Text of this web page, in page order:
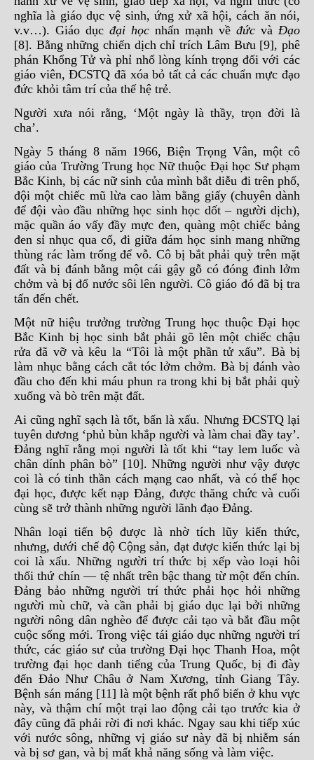
nghĩa là giáo dục vệ sinh, ứng xử xã hội, cách ăn nói,
v.v…). Giáo dục đại học nhấn mạnh về đức và Đạo
[8]. Bằng những chiến dịch chỉ trích Lâm Bưu [9], phê
phán Khổng Tử và phỉ nhổ lòng kính trọng đối với các
giáo viên, ĐCSTQ đã xóa bỏ tất cả các chuẩn mực đạo
đức khỏi tâm trí của thế hệ trẻ.
Người xưa nói rằng, ‘Một ngày là thầy, trọn đời là
cha’.
Ngày 5 tháng 8 năm 1966, Biện Trọng Vân, một cô
giáo của Trường Trung học Nữ thuộc Đại học Sư phạm
Bắc Kinh, bị các nữ sinh của mình bắt diễu đi trên phố,
đội một chiếc mũ lừa cao làm bằng giấy (chuyên dành
để đội vào đầu những học sinh học dốt – người dịch),
mặc quần áo vấy đầy mực đen, quàng một chiếc bảng
đen sỉ nhục qua cổ, đi giữa đám học sinh mang những
thùng rác làm trống để vỗ. Cô bị bắt phải quỳ trên mặt
đất và bị đánh bằng một cái gậy gỗ có đóng đinh lởm
chởm và bị đổ nước sôi lên người. Cô giáo đó đã bị tra
tấn đến chết.
Một nữ hiệu trưởng trường Trung học thuộc Đại học
Bắc Kinh bị học sinh bắt phải gõ lên một chiếc chậu
rửa đã vỡ và kêu la “Tôi là một phần tử xấu”. Bà bị
làm nhục bằng cách cắt tóc lởm chởm. Bà bị đánh vào
đầu cho đến khi máu phun ra trong khi bị bắt phải quỳ
xuống và bò trên mặt đất.
Ai cũng nghĩ sạch là tốt, bẩn là xấu. Nhưng ĐCSTQ lại
tuyên dương ‘phủ bùn khắp người và làm chai đầy tay’.
Đảng nghĩ rằng mọi người là tốt khi “tay lem luốc và
chân dính phân bò” [10]. Những người như vậy được
coi là có tinh thần cách mạng cao nhất, và có thể học
đại học, được kết nạp Đảng, được thăng chức và cuối
cùng sẽ trở thành những người lãnh đạo Đảng.
Nhân loại tiến bộ được là nhờ tích lũy kiến thức,
nhưng, dưới chế độ Cộng sản, đạt được kiến thức lại bị
coi là xấu. Những người trí thức bị xếp vào loại hôi
thối thứ chín — tệ nhất trên bậc thang từ một đến chín.
Đảng bảo những người trí thức phải học hỏi những
người mù chữ, và cần phải bị giáo dục lại bởi những
người nông dân nghèo để được cải tạo và bắt đầu một
cuộc sống mới. Trong việc tái giáo dục những người trí
thức, các giáo sư của trường Đại học Thanh Hoa, một
trường đại học danh tiếng của Trung Quốc, bị đi đày
đến Đảo Như Châu ở Nam Xương, tỉnh Giang Tây.
Bệnh sán máng [11] là một bệnh rất phổ biến ở khu vực
này, và thậm chí một trại lao động cải tạo trước kia ở
đây cũng đã phải rời đi nơi khác. Ngay sau khi tiếp xúc
với nước sông, những vị giáo sư này đã bị nhiễm sán
và bị sơ gan, và bị mất khả năng sống và làm việc.